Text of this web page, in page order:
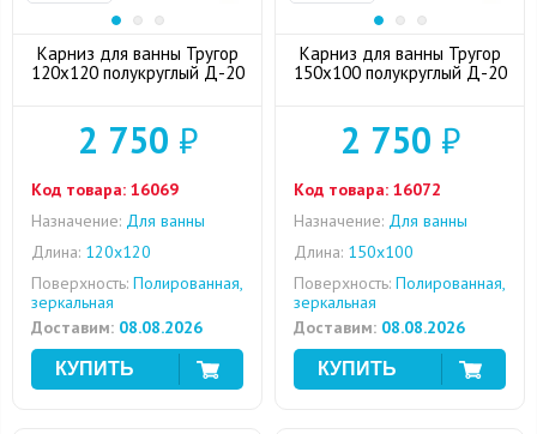
Карниз для ванны Тругор
120x120 полукруглый Д-20
2 750 ₽
Код товара: 16069
Назначение: Для ванны
Длина: 120x120
Поверхность: Полированная,
зеркальная
Доставим: 08.08.2026
Карниз для ванны Тругор
150x100 полукруглый Д-20
2 750 ₽
Код товара: 16072
Назначение: Для ванны
Длина: 150x100
Поверхность: Полированная,
зеркальная
Доставим: 08.08.2026